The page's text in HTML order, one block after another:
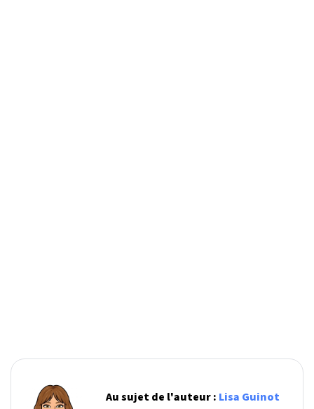
Au sujet de l'auteur : Lisa Guinot